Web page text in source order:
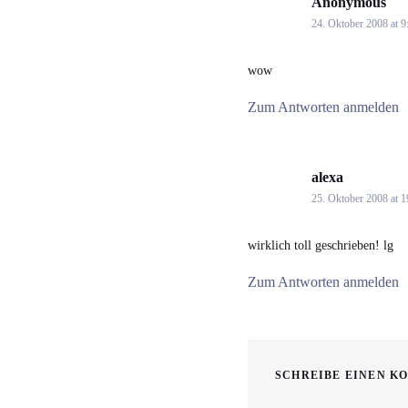
24. Oktober 2008 at
wow
Zum Antworten anmelden
alexa
25. Oktober 2008 at
wirklich toll geschrieben! lg
Zum Antworten anmelden
SCHREIBE EINEN